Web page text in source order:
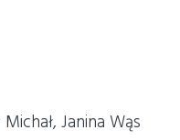
Janina Wąs